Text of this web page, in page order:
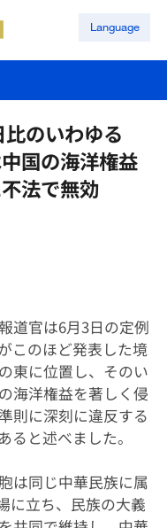
Language
のいわゆる
国の海洋権益
法で無効
道官は6月3日の定例
このほど発表した境
東に位置し、そのい
海洋権益を著しく侵
則に深刻に違反する
ると述べました。
は同じ中華民族に属
に立ち、民族の大義